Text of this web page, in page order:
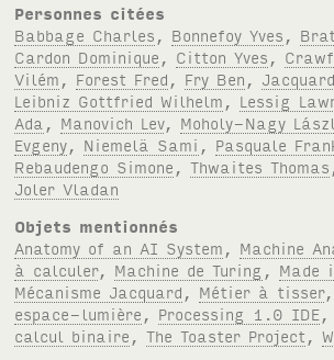
Personnes citées
Babbage Charles
Bonnefoy Yves
Cardon Dominique
Citton Yves
Vilém
Forest Fred Fry Ben
Leibniz Gottfried Wilhelm
Lessig
Ada
Manovich Lev, Moholy-Nagy
Evgeny
Niemelä Sami Pasquale
Rebaudengo Simone ,Thwaites Thomas
Joler Vladan
Objets mentionnés
Anatomy of an AI System
Machine
à calculer, Machine de Turing Made
Mécanisme Jacquard
Métier à tisser,
espace-lumière
Processing 1.0 IDE
calcul binaire ,The Toaster Project ,